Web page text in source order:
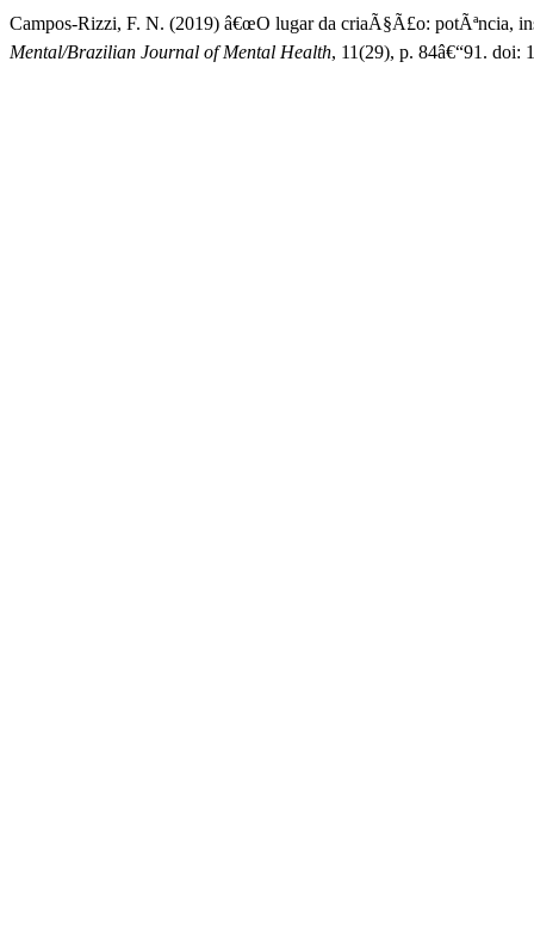
Campos-Rizzi, F. N. (2019) â€œO lugar da criaÃ§Ã£o: potÃªncia,
Mental/Brazilian Journal of Mental Health, 11(29), p. 84â€“91. doi: